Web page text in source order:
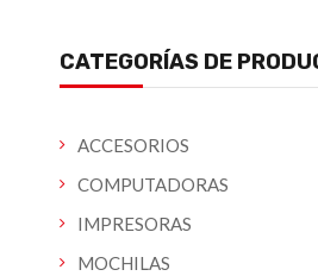
CATEGORÍAS DE
ACCESORIOS
COMPUTADORAS
IMPRESORAS
MOCHILAS